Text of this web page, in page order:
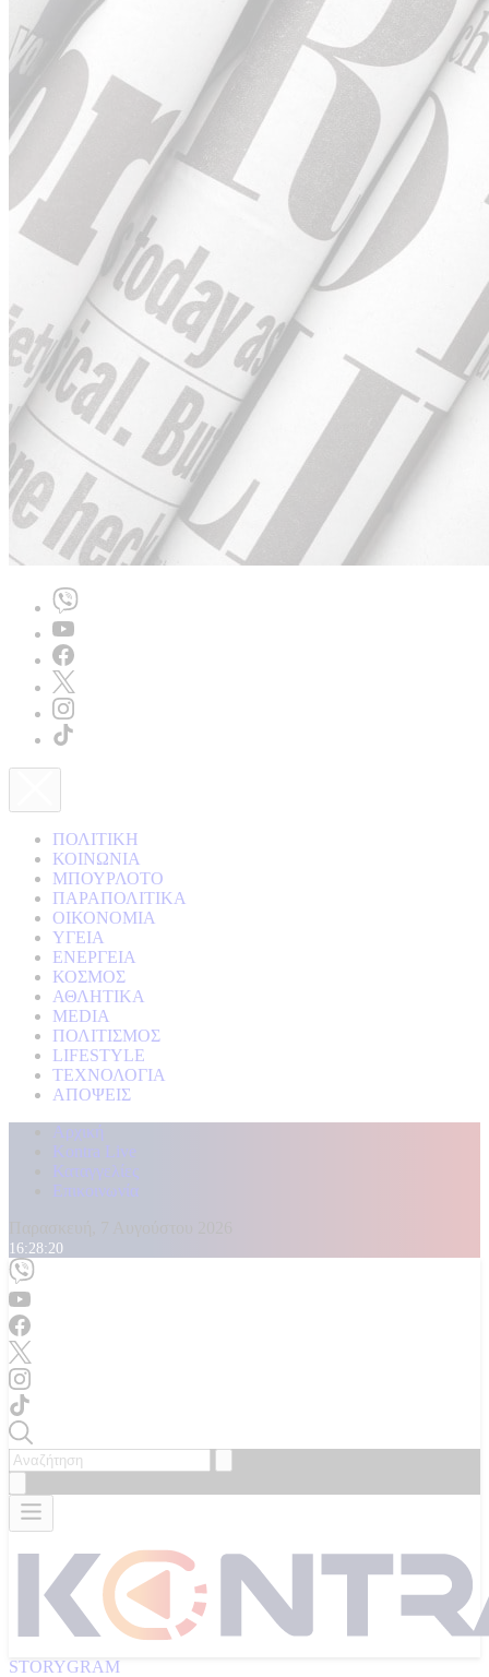
ΠΟΛΙΤΙΚΗ
ΚΟΙΝΩΝΙΑ
ΜΠΟΥΡΛΟΤΟ
ΠΑΡΑΠΟΛΙΤΙΚΑ
ΟΙΚΟΝΟΜΙΑ
ΥΓΕΙΑ
ΕΝΕΡΓΕΙΑ
ΚΟΣΜΟΣ
ΑΘΛΗΤΙΚΑ
MEDIA
ΠΟΛΙΤΙΣΜΟΣ
LIFESTYLE
ΤΕΧΝΟΛΟΓΙΑ
ΑΠΟΨΕΙΣ
Αρχική
Kontra Live
Καταγγελίες
Επικοινωνία
16:28:22
STORYGRAM